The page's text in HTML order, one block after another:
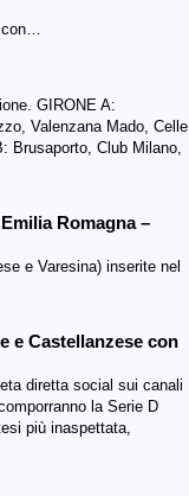
con…
GIRONE A:
Valenzana Mado, Celle
Brusaporto, Club Milano,
Romagna –
e Varesina) inserite nel
e Castellanzese con
diretta social sui canali
la Serie D
più inaspettata,